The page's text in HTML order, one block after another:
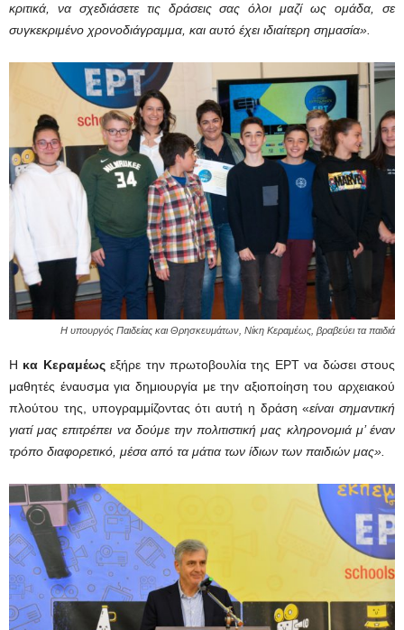
κριτικά, να σχεδιάσετε τις δράσεις σας όλοι μαζί ως ομάδα, σε
συγκεκριμένο χρονοδιάγραμμα, και αυτό έχει ιδιαίτερη σημασία».
Η υπουργός Παιδείας και Θρησκευμάτων, Νίκη Κεραμέως, βραβεύει τα παιδιά
Η κα Κεραμέωςεξήρε την πρωτοβουλία της ΕΡΤ να δώσει στους
μαθητές έναυσμα για δημιουργία με την αξιοποίηση του αρχειακού
πλούτου της, υπογραμμίζοντας ότι αυτή η δράση «είναι σημαντική
γιατί μας επιτρέπει να δούμε την πολιτιστική μας κληρονομιά μ’ έναν
τρόπο διαφορετικό, μέσα από τα μάτια των ίδιων των παιδιών μας».